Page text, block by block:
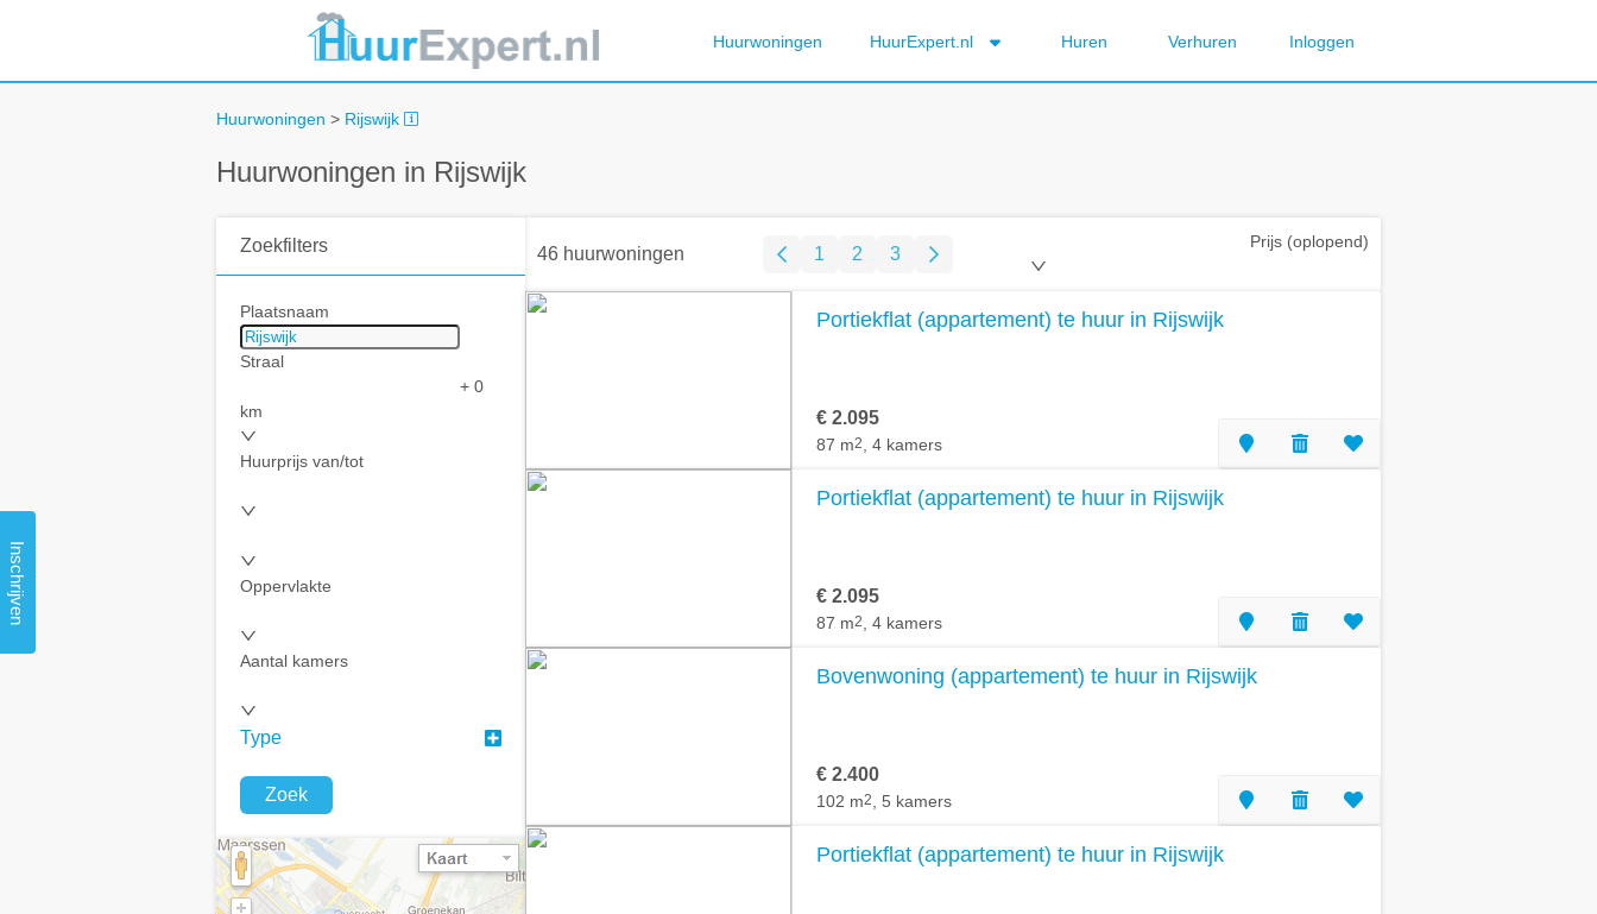
Huurwoningen HuurExpert.nl Huren Verhuren Inloggen
Huurwoningen > Rijswijk
Huurwoningen in Rijswijk
Zoekfilters
Plaatsnaam
Straal
+ 0
km
Huurprijs van/tot
Oppervlakte
Aantal kamers
Type
Zoek
46 huurwoningen 1 2 3
Prijs (oplopend)
Portiekflat (appartement) te huur in Rijswijk
€ 2.095
87 m2 , 4 kamers
Portiekflat (appartement) te huur in Rijswijk
€ 2.095
87 m2 , 4 kamers
Bovenwoning (appartement) te huur in Rijswijk
€ 2.400
102 m2 , 5 kamers
Portiekflat (appartement) te huur in Rijswijk
Inschrijven